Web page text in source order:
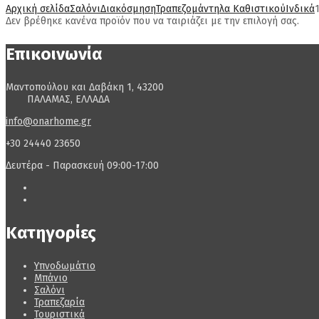
Αρχική σελίδαΣαλόνιΔιακόσμησηΤραπεζομάντηλα ΚαθιστικούΙνδικά
Δεν βρέθηκε κανένα προϊόν που να ταιριάζει με την επιλογή σας.
Επικοινωνία
Μαντοπούλου και Δαβάκη 1, 43200
ΠΑΛΑΜΑΣ, ΕΛΛΑΔΑ
info@onarhome.gr
+30 24440 23650
Δευτέρα - Παρασκευή 09:00-17:00
Κατηγορίες
Υπνοδωμάτιο
Μπάνιο
Σαλόνι
Τραπεζαρία
Τουριστικά